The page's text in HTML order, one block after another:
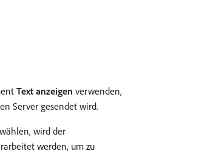
Text anzeigen verwenden,
Server gesendet wird.
wird der
werden, um zu